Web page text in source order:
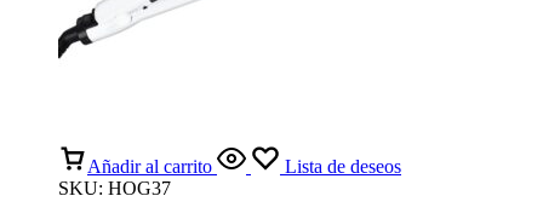
Añadir al carrito
Lista de deseos
SKU: HOG37